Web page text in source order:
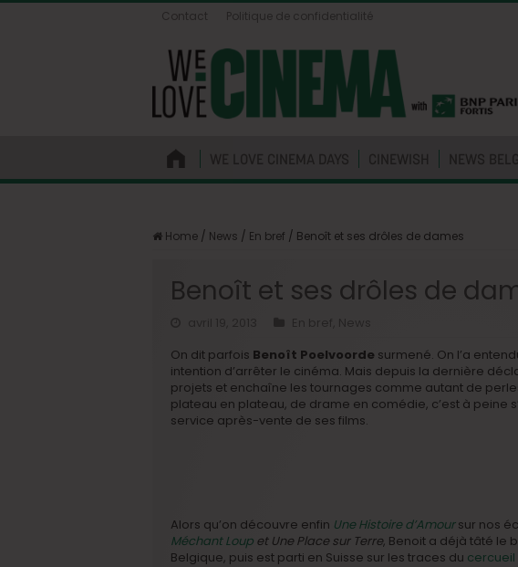
Contact Politique de confidentialité
WE LOVE CINEMA DAYS CINEWISH NEWS
Home / News / En bref / Benoît et ses drôles de dames
Benoît et ses drôles de
On dit parfois Benoît Poelvoorde surmené. On l’a
intention d’arrêter le cinéma. Mais depuis la dernière
projets et enchaîne les tournages comme autant de
plateau en plateau, de drame en comédie, c’est à peine
service après-vente de ses films.
Alors qu’on découvre enfin Une Histoire d’Amoursur nos
Méchant Loup et Une Place sur Terre, Benoit a déjà tâté le
Belgique, puis est parti en Suisse sur les traces du cercueil